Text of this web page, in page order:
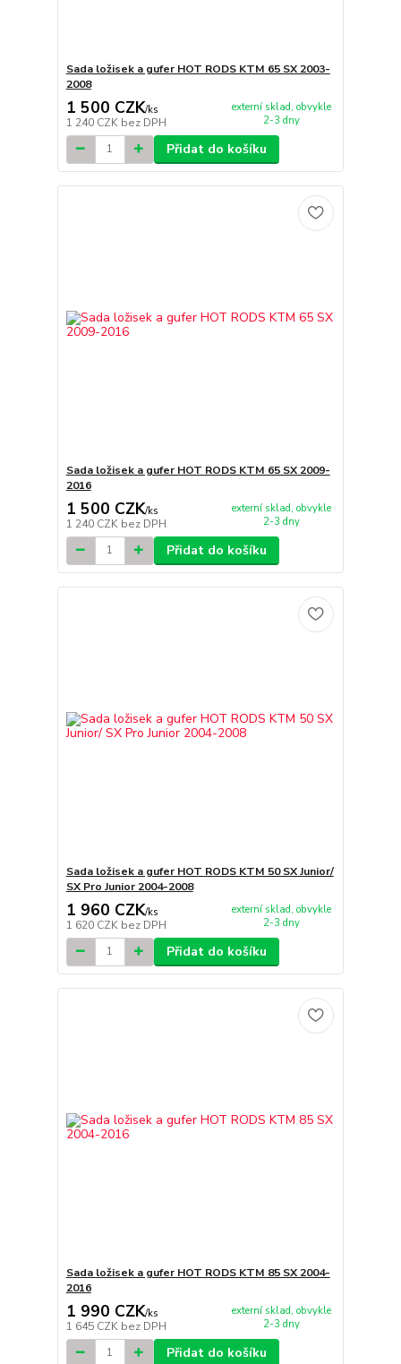
Sada ložisek a gufer HOT RODS KTM 65 SX 2003-
2008
1 500 CZK/ks
1 240 CZK bez DPH
externí sklad, obvykle
2-3 dny
Přidat do košíku
Sada ložisek a gufer HOT RODS KTM 65 SX 2009-
2016
1 500 CZK/ks
1 240 CZK bez DPH
externí sklad, obvykle
2-3 dny
Přidat do košíku
Sada ložisek a gufer HOT RODS KTM 50 SX Junior/
SX Pro Junior 2004-2008
1 960 CZK/ks
1 620 CZK bez DPH
externí sklad, obvykle
2-3 dny
Přidat do košíku
Sada ložisek a gufer HOT RODS KTM 85 SX 2004-
2016
1 990 CZK/ks
1 645 CZK bez DPH
externí sklad, obvykle
2-3 dny
Přidat do košíku